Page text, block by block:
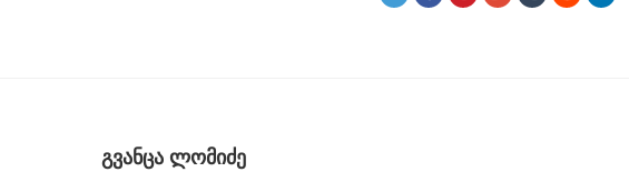
გვანცა ლომიძე